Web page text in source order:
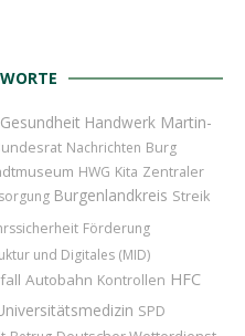
Gesundheit Handwerk Martin-
Nachrichten Burg
HWG Kita Zentraler
Burgenlandkreis Streik
Förderung
und Digitales (MID)
Autobahn Kontrollen HFC
SPD